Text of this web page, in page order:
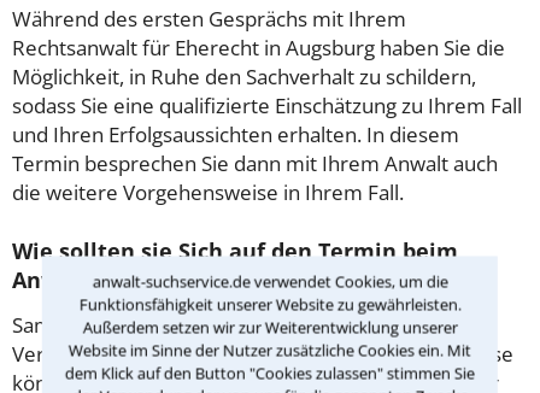
anwalt-suchservice.de verwendet Cookies, um die
Funktionsfähigkeit unserer Website zu gewährleisten.
Außerdem setzen wir zur Weiterentwicklung unserer
Website im Sinne der Nutzer zusätzliche Cookies ein. Mit
dem Klick auf den Button "Cookies zulassen" stimmen Sie
Während des ersten Gesprächs mit Ihrem
Rechtsanwalt für Eherecht in Augsburg haben Sie die
Möglichkeit, in Ruhe den Sachverhalt zu schildern,
sodass Sie eine qualifizierte Einschätzung zu Ihrem Fall
und Ihren Erfolgsaussichten erhalten. In diesem
Termin besprechen Sie dann mit Ihrem Anwalt auch
die weitere Vorgehensweise in Ihrem Fall.
Wie sollten sie Sich auf den Termin beim
Anwalt vorbereiten?
Sammeln Sie im Vorfeld alle Unterlagen wie z.B.
Verträge oder Briefe sowie die Briefumschläge. Diese
könnten mitunter Aufschluss darüber geben, ob der